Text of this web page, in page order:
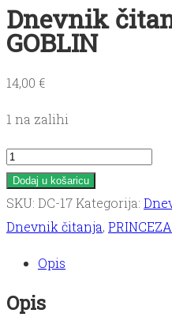
Dnevnik
GOBLIN
14,00 €
1 na zalihi
Dnevnik
čitanja:
PRINCEZA
I
količina
Dodaj u košaricu
SKU: DC-17Kategorija:
Dnevnik čitanja,
Opis
Opis